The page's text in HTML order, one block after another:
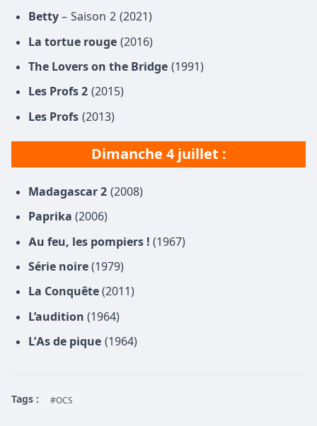
Betty – Saison 2 (2021)
La tortue rouge (2016)
The Lovers on the Bridge (1991)
Les Profs 2 (2015)
Les Profs (2013)
Dimanche 4 juillet :
Madagascar 2 (2008)
Paprika (2006)
Au feu, les pompiers ! (1967)
Série noire (1979)
La Conquête (2011)
L’audition (1964)
L’As de pique (1964)
Tags : #OCS